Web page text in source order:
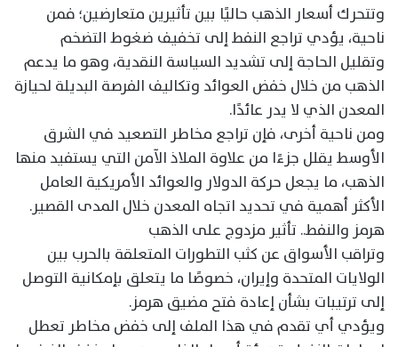
وتتحرك أسعار الذهب حاليًا بين تأثيرين متعارضين؛ فمن
ناحية، يؤدي تراجع النفط إلى تخفيف ضغوط التضخم
وتقليل الحاجة إلى تشديد السياسة النقدية، وهو ما يدعم
الذهب من خلال خفض العوائد وتكاليف الفرصة البديلة لحيازة
المعدن الذي لا يدر عائدًا.
ومن ناحية أخرى، فإن تراجع مخاطر التصعيد في الشرق
الأوسط يقلل جزءًا من علاوة الملاذ الآمن التي يستفيد منها
الذهب، ما يجعل حركة الدولار والعوائد الأمريكية العامل
الأكثر أهمية في تحديد اتجاه المعدن خلال المدى القصير.
هرمز والنفط.. تأثير مزدوج على الذهب
وتراقب الأسواق عن كثب التطورات المتعلقة بالحرب بين
الولايات المتحدة وإيران، خصوصًا ما يتعلق بإمكانية التوصل
إلى ترتيبات بشأن إعادة فتح مضيق هرمز.
ويؤدي أي تقدم في هذا الملف إلى خفض مخاطر تعطل